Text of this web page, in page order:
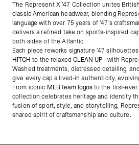
The Represent X ’47 Collection unites
classic American headwear, blending
language with over 75 years of ’47’s
delivers a refined take on sports-inspired
both sides of the Atlantic.
Each piece reworks signature ’47
HITCH to the relaxedCLEAN UP- with
Washed treatments, distressed detailing,
give every cap a lived-in authenticity,
From iconic MLB team logosto the first-ever
collection celebrates heritage and identity
fusion of sport, style, and storytelling,
shared spirit of craftsmanship and culture.